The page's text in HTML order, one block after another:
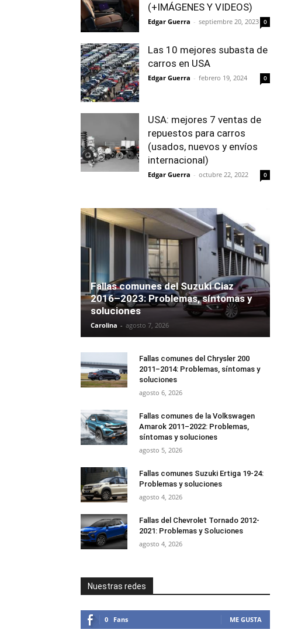
(+IMÁGENES Y VIDEOS)
Edgar Guerra - septiembre 20, 2023 0
Las 10 mejores subasta de
carros en USA
Edgar Guerra - febrero 19, 2024 0
USA: mejores 7 ventas de
repuestos para carros
(usados, nuevos y envíos
internacional)
Edgar Guerra - octubre 22, 2022 0
Fallas comunes del Suzuki Ciaz
2016–2023: Problemas, síntomas y
soluciones
Carolina - agosto 7, 2026
Fallas comunes del Chrysler 200
2011–2014: Problemas, síntomas y
soluciones
agosto 6, 2026
Fallas comunes de la Volkswagen
Amarok 2011–2022: Problemas,
síntomas y soluciones
agosto 5, 2026
Fallas comunes Suzuki Ertiga 19-24:
Problemas y soluciones
agosto 4, 2026
Fallas del Chevrolet Tornado 2012-
2021: Problemas y Soluciones
agosto 4, 2026
Nuestras redes
0 Fans ME GUSTA